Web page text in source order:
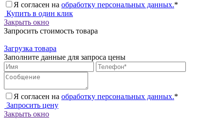
Я согласен на обработку персональных данных.*
Купить в один клик
Закрыть окно
Запросить стоимость товара
Загрузка товара
Заполните данные для запроса цены
Я согласен на обработку персональных данных.*
Запросить цену
Закрыть окно